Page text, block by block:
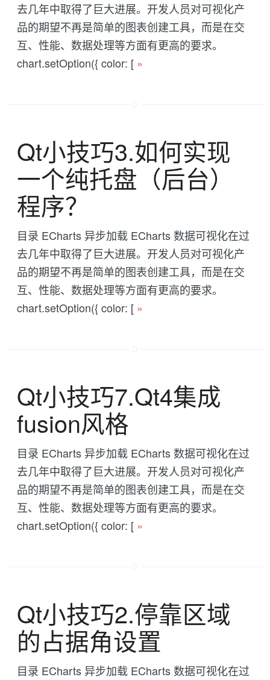
去几年中取得了巨大进展。开发人员对可视化产
品的期望不再是简单的图表创建工具，而是在交
互、性能、数据处理等方面有更高的要求。
chart.setOption({ color: [ »
Qt小技巧3.如何实现
一个纯托盘（后台）
程序？
目录 ECharts 异步加载 ECharts 数据可视化在过
去几年中取得了巨大进展。开发人员对可视化产
品的期望不再是简单的图表创建工具，而是在交
互、性能、数据处理等方面有更高的要求。
chart.setOption({ color: [ »
Qt小技巧7.Qt4集成
fusion风格
目录 ECharts 异步加载 ECharts 数据可视化在过
去几年中取得了巨大进展。开发人员对可视化产
品的期望不再是简单的图表创建工具，而是在交
互、性能、数据处理等方面有更高的要求。
chart.setOption({ color: [ »
Qt小技巧2.停靠区域
的占据角设置
目录 ECharts 异步加载 ECharts 数据可视化在过